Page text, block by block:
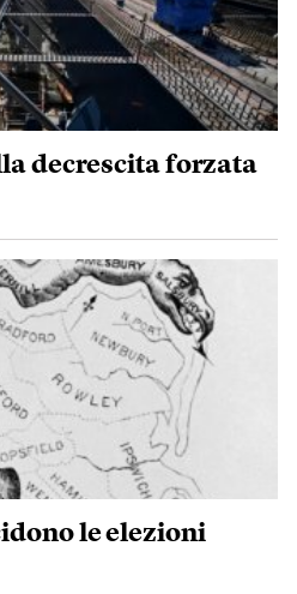
decrescita forzata
le elezioni